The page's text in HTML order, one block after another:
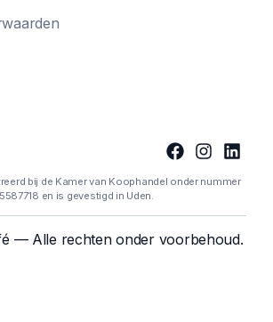
bij de Kamer van Koophandel onder nummer
en is gevestigd in Uden.
— Alle rechten onder voorbehoud.